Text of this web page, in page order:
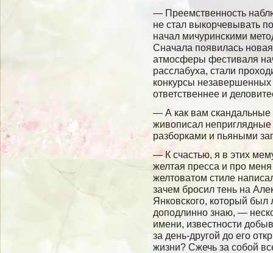
— Преемственность
не стал выкорчевывать
начал мичуринскими
Сначала появилась
атмосферы фестиваля
расслабуха, стали
конкурсы незавершенных
ответственнее и
— А как вам
живописал
разборками и пьяными
— К счастью, я в этих
желтая пресса и про
желтоватом стиле
зачем бросил тень на
Янковского, который
доподлинно знаю, —
имени, известности
за день-другой до его
жизни? Сжечь за собой